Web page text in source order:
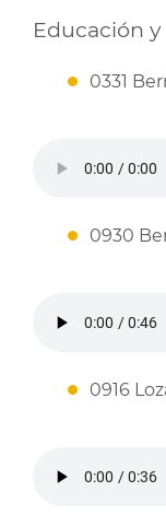
Educación
0331
0930
0916